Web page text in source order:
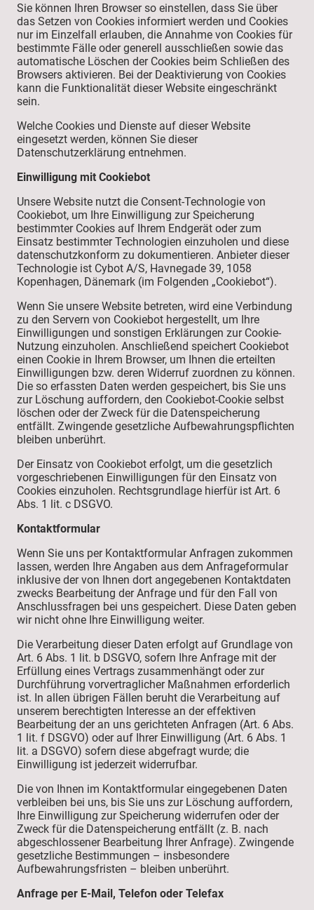
Sie können Ihren Browser so einstellen, dass Sie über
das Setzen von Cookies informiert werden und Cookies
nur im Einzelfall erlauben, die Annahme von Cookies für
bestimmte Fälle oder generell ausschließen sowie das
automatische Löschen der Cookies beim Schließen des
Browsers aktivieren. Bei der Deaktivierung von Cookies
kann die Funktionalität dieser Website eingeschränkt
sein.
Welche Cookies und Dienste auf dieser Website
eingesetzt werden, können Sie dieser
Datenschutzerklärung entnehmen.
Einwilligung mit Cookiebot
Unsere Website nutzt die Consent-Technologie von
Cookiebot, um Ihre Einwilligung zur Speicherung
bestimmter Cookies auf Ihrem Endgerät oder zum
Einsatz bestimmter Technologien einzuholen und diese
datenschutzkonform zu dokumentieren. Anbieter dieser
Technologie ist Cybot A/S, Havnegade 39, 1058
Kopenhagen, Dänemark (im Folgenden „Cookiebot“).
Wenn Sie unsere Website betreten, wird eine Verbindung
zu den Servern von Cookiebot hergestellt, um Ihre
Einwilligungen und sonstigen Erklärungen zur Cookie-
Nutzung einzuholen. Anschließend speichert Cookiebot
einen Cookie in Ihrem Browser, um Ihnen die erteilten
Einwilligungen bzw. deren Widerruf zuordnen zu können.
Die so erfassten Daten werden gespeichert, bis Sie uns
zur Löschung auffordern, den Cookiebot-Cookie selbst
löschen oder der Zweck für die Datenspeicherung
entfällt. Zwingende gesetzliche Aufbewahrungspflichten
bleiben unberührt.
Der Einsatz von Cookiebot erfolgt, um die gesetzlich
vorgeschriebenen Einwilligungen für den Einsatz von
Cookies einzuholen. Rechtsgrundlage hierfür ist Art. 6
Abs. 1 lit. c DSGVO.
Kontaktformular
Wenn Sie uns per Kontaktformular Anfragen zukommen
lassen, werden Ihre Angaben aus dem Anfrageformular
inklusive der von Ihnen dort angegebenen Kontaktdaten
zwecks Bearbeitung der Anfrage und für den Fall von
Anschlussfragen bei uns gespeichert. Diese Daten geben
wir nicht ohne Ihre Einwilligung weiter.
Die Verarbeitung dieser Daten erfolgt auf Grundlage von
Art. 6 Abs. 1 lit. b DSGVO, sofern Ihre Anfrage mit der
Erfüllung eines Vertrags zusammenhängt oder zur
Durchführung vorvertraglicher Maßnahmen erforderlich
ist. In allen übrigen Fällen beruht die Verarbeitung auf
unserem berechtigten Interesse an der effektiven
Bearbeitung der an uns gerichteten Anfragen (Art. 6 Abs.
1 lit. f DSGVO) oder auf Ihrer Einwilligung (Art. 6 Abs. 1
lit. a DSGVO) sofern diese abgefragt wurde; die
Einwilligung ist jederzeit widerrufbar.
Die von Ihnen im Kontaktformular eingegebenen Daten
verbleiben bei uns, bis Sie uns zur Löschung auffordern,
Ihre Einwilligung zur Speicherung widerrufen oder der
Zweck für die Datenspeicherung entfällt (z. B. nach
abgeschlossener Bearbeitung Ihrer Anfrage). Zwingende
gesetzliche Bestimmungen – insbesondere
Aufbewahrungsfristen – bleiben unberührt.
Anfrage per E-Mail, Telefon oder Telefax